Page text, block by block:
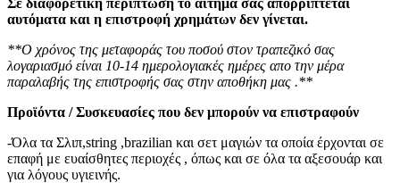
Σε διαφορετική περίπτωση το αίτημα σας απορρίπτεται
αυτόματα και η επιστροφή χρημάτων δεν γίνεται.
**Ο χρόνος της μεταφοράς του ποσού στον τραπεζικό σας
λογαριασμό είναι 10-14 ημερολογιακές ημέρες απο την μέρα
παραλαβής της επιστροφής σας στην αποθήκη μας .**
Προϊόντα / Συσκευασίες που δεν μπορούν να επιστραφούν
-Όλα τα Σλιπ,string ,brazilian και σετ μαγιών τα οποία έρχονται σε
επαφή με ευαίσθητες περιοχές , όπως και σε όλα τα αξεσουάρ και
για λόγους υγιεινής.